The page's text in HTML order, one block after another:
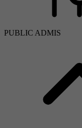
PUBLIC ADMIS